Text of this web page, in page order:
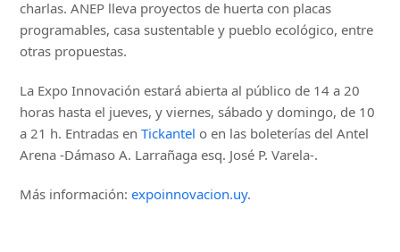
charlas. ANEP lleva proyectos de huerta con placas
programables, casa sustentable y pueblo ecológico, entre
otras propuestas.
La Expo Innovación estará abierta al público de 14 a 20
horas hasta el jueves, y viernes, sábado y domingo, de 10
a 21 h. Entradas enTickantel o en las boleterías del Antel
Arena -Dámaso A. Larrañaga esq. José P. Varela-.
Más información:expoinnovacion.uy.